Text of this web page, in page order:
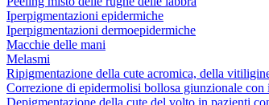
Iperpigmentazioni epidermiche
Iperpigmentazioni dermoepidermiche
Macchie delle mani
Melasmi
Ripigmentazione della cute acromica, della
Correzione di epidermolisi bollosa giunzionale